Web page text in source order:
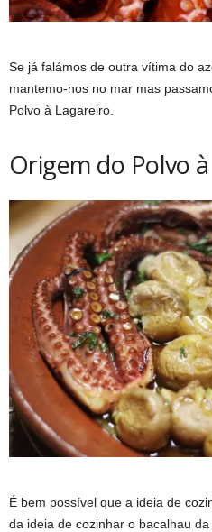
Se já falámos de outra vítima do
mantemo-nos no mar mas
Polvo à Lagareiro.
Origem do Polvo
É bem possível que a ideia de
da ideia de cozinhar o bacalhau da